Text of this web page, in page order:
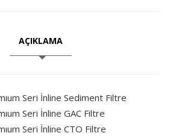
AÇIKLAMA
Seri İnline Sediment Filtre
Seri İnline GAC Filtre
Seri İnline CTO Filtre